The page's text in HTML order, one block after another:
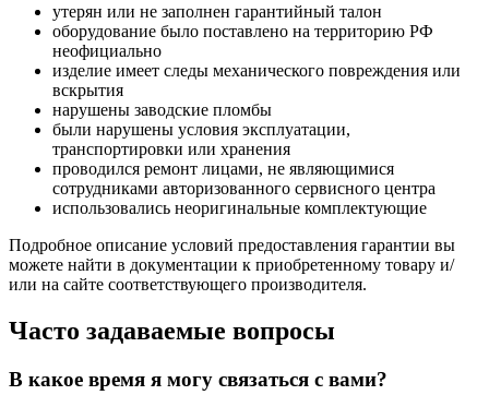
утерян или не заполнен гарантийный талон
оборудование было поставлено на территорию РФ
неофициально
изделие имеет следы механического повреждения или
вскрытия
нарушены заводские пломбы
были нарушены условия эксплуатации,
транспортировки или хранения
проводился ремонт лицами, не являющимися
сотрудниками авторизованного сервисного центра
использовались неоригинальные комплектующие
Подробное описание условий предоставления гарантии вы
можете найти в документации к приобретенному товару и/
или на сайте соответствующего производителя.
Часто задаваемые вопросы
В какое время я могу связаться с вами?